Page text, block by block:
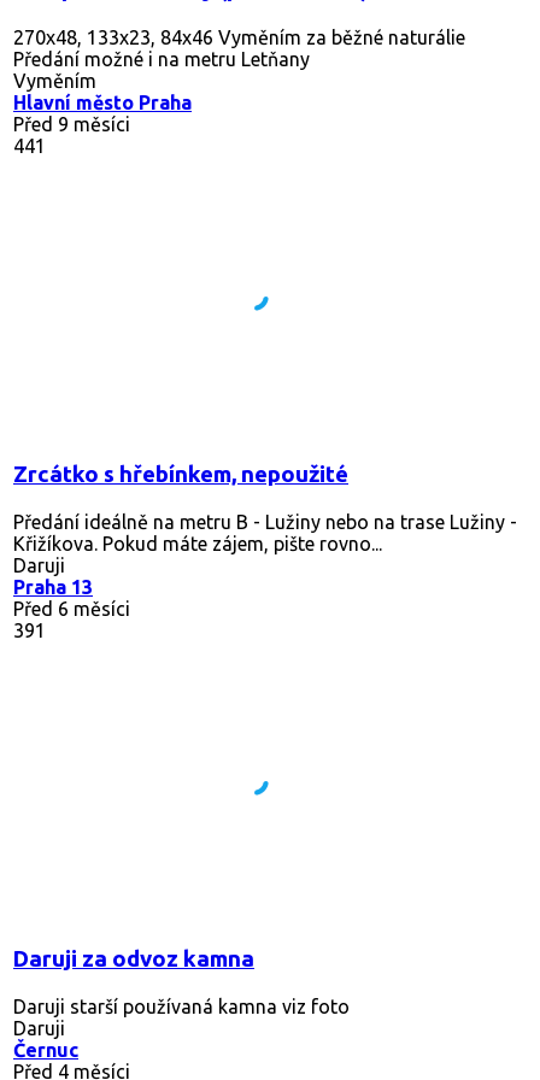
270x48, 133x23, 84x46 Vyměním za běžné naturálie
Předání možné i na metru Letňany
Vyměním
Hlavní město Praha
Před 9 měsíci
441
Zrcátko s hřebínkem, nepoužité
Předání ideálně na metru B - Lužiny nebo na trase Lužiny -
Křižíkova. Pokud máte zájem, pište rovno...
Daruji
Praha 13
Před 6 měsíci
391
Daruji za odvoz kamna
Daruji starší používaná kamna viz foto
Daruji
Černuc
Před 4 měsíci